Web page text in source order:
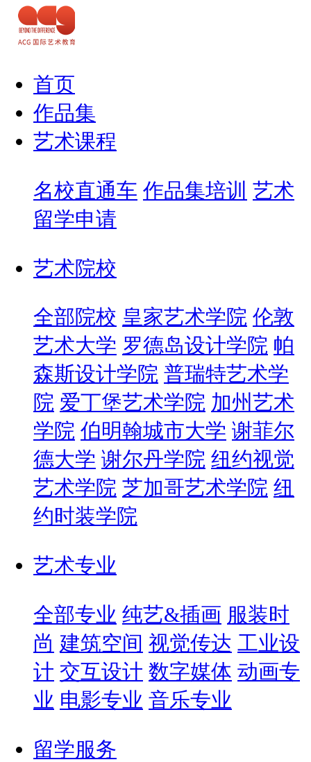
首页
作品集
艺术课程
名校直通车 作品集培训 艺术
留学申请
艺术院校
全部院校 皇家艺术学院 伦敦
艺术大学 罗德岛设计学院 帕
森斯设计学院 普瑞特艺术学
院 爱丁堡艺术学院 加州艺术
学院 伯明翰城市大学 谢菲尔
德大学 谢尔丹学院 纽约视觉
艺术学院 芝加哥艺术学院 纽
约时装学院
艺术专业
全部专业 纯艺&插画 服装时
尚 建筑空间 视觉传达 工业设
计 交互设计 数字媒体 动画专
业 电影专业 音乐专业
留学服务